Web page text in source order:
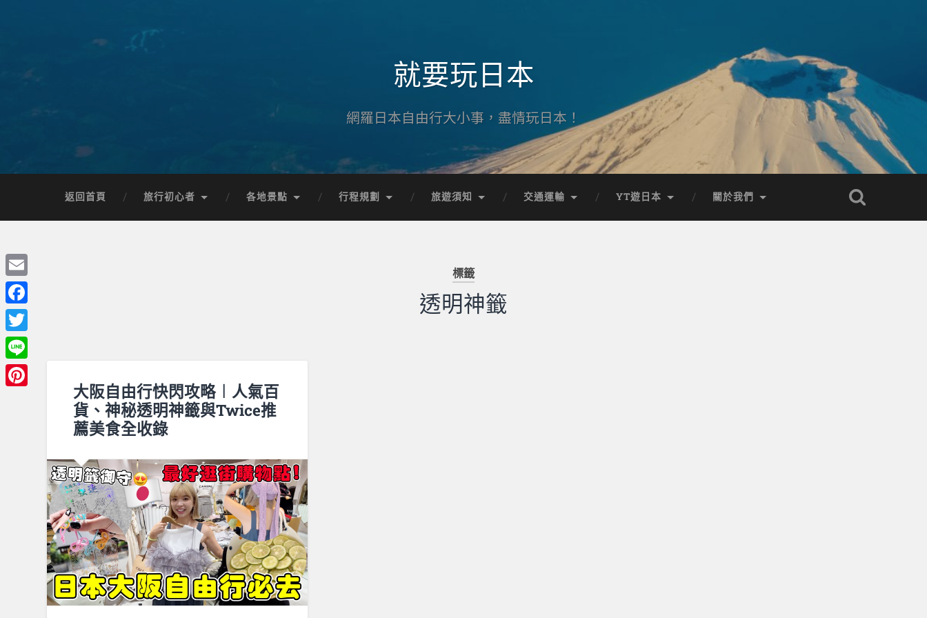
就要玩日本
網羅日本自由行大小事，盡情玩日本！
返回首頁 旅行初心者 各地景點 行程規劃 旅遊須知 交通運輸 YT遊日本 關於我們
標籤
透明神籤
大阪自由行快閃攻略︱人氣百
貨、神秘透明神籤與Twice推
薦美食全收錄
Email
Facebook
Twitter
Line